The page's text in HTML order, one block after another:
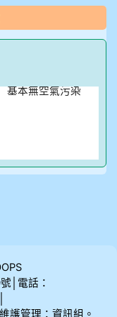
│電話：
護管理：資訊組。